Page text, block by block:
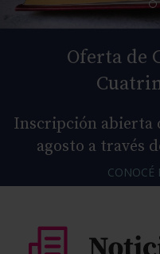
Oferta de
Inscripción abierta
agosto a través
CONOCÉ